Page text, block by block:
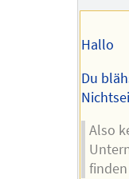
Hallo
Du
Also